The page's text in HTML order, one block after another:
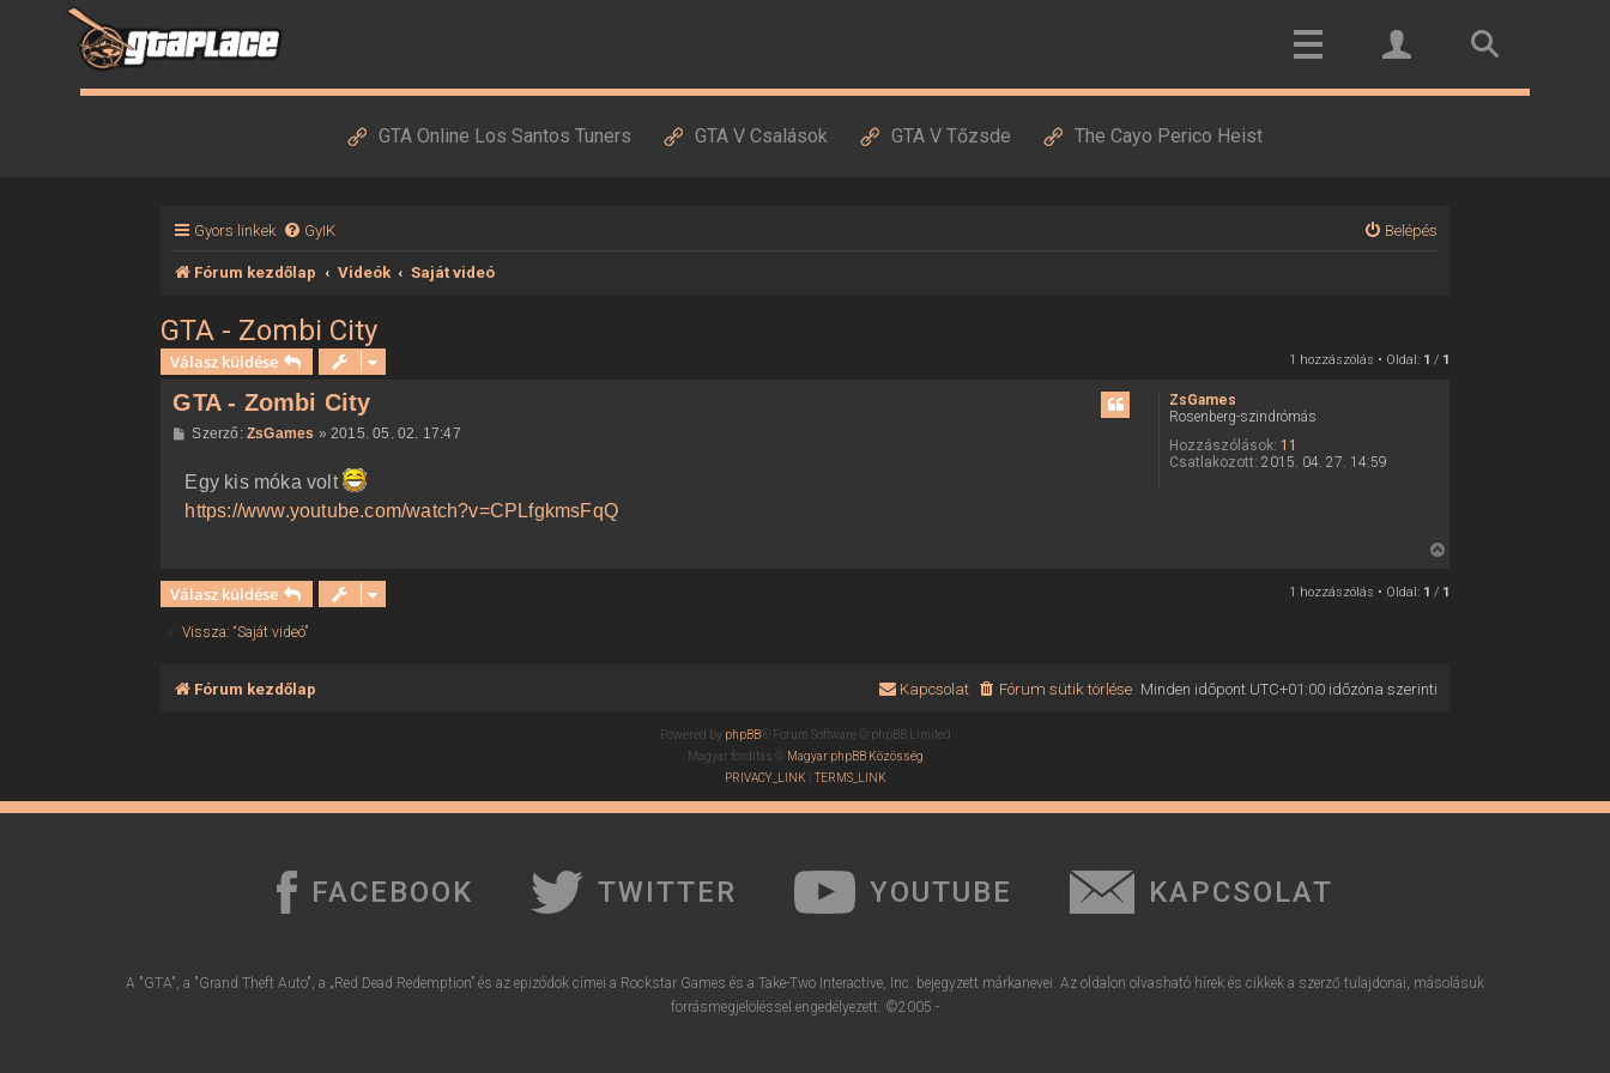
GTA Online Los Santos Tuners GTA V Csalások GTA V Tőzsde The Cayo Perico Heist
Gyors linkek GyIK Belépés
Fórum kezdőlap Videók Saját videó
GTA - Zombi City
Válasz küldése 1 hozzászólás • Oldal: 1 / 1
ZsGames
Rosenberg-szindrómás
Hozzászólások: 11
Csatlakozott: 2015. 04. 27. 14:59
GTA - Zombi City
H
z
á
s
á
s
Szerző:ZsGames »2015. 05. 02. 17:47
Egy kis móka volt
https://www.youtube.com/watch?v=CPLfgkmsFqQ
s
j
Válasz küldése 1 hozzászólás • Oldal: 1 / 1
Vissza: “Saját videó”
Fórum kezdőlap Minden időpont UTC+01:00időzóna szerinti
Fórum sütik törlése
Kapcsolat
Powered by phpBB® Forum Software © phpBB Limited
Magyar fordítás © Magyar phpBB Közösség
PRIVACY_LINK|TERMS_LINK
FACEBOOK TWITTER YOUTUBE KAPCSOLAT
A "GTA", a "Grand Theft Auto", a „Red Dead Redemption” és az epizódok címei a Rockstar Games és a Take-Two Interactive, Inc. bejegyzett márkanevei. Az oldalon olvasható hírek és cikkek a szerző tulajdonai, másolásuk
forrásmegjelöléssel engedélyezett. ©2005 -